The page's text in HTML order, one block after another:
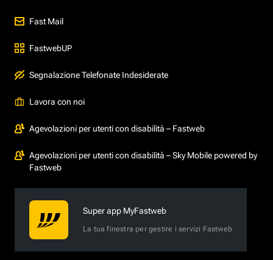
Fast Mail
FastwebUP
Segnalazione Telefonate Indesiderate
Lavora con noi
Agevolazioni per utenti con disabilità – Fastweb
Agevolazioni per utenti con disabilità – Sky Mobile powered by
Fastweb
Super app MyFastweb
La tua finestra per gestire i servizi Fastweb